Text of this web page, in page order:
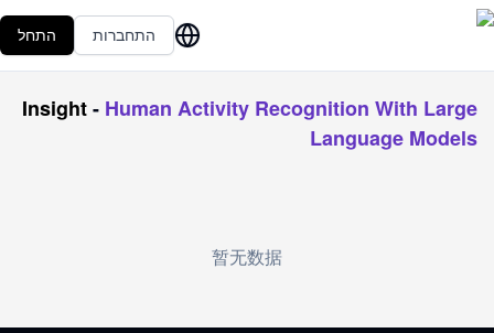
התחברות התחל
Insight- Human Activity Recognition With Large
Language Models
暂无数据